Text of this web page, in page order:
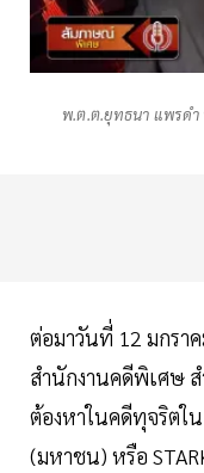
พ.ต.ต.ยุทธนา แพรดำ
ต่อมาวันที่ 12 มกรา
สำนักงานคดีพิเศษ ส
ต้องหาในคดีทุจริตใ
(มหาชน) หรือ